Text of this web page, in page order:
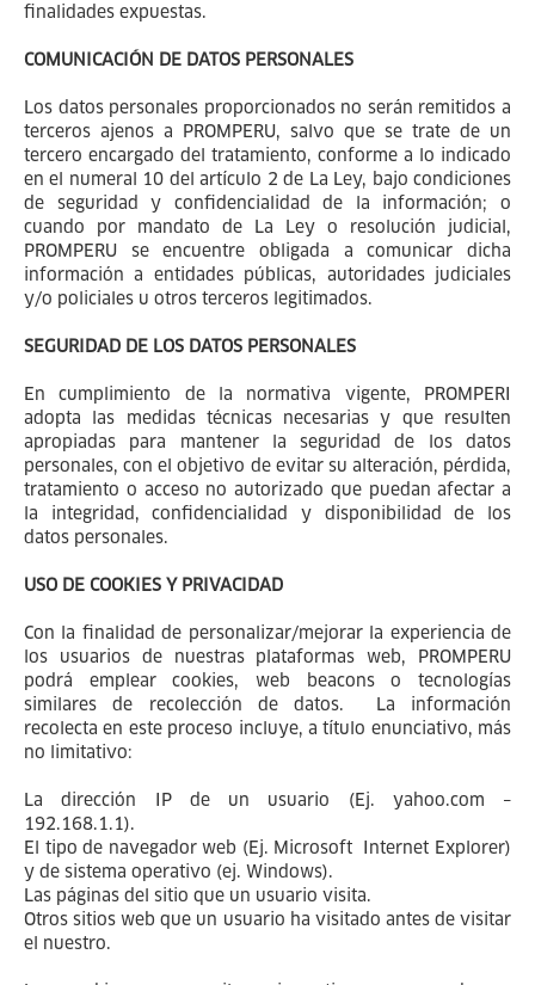
finalidades expuestas.
COMUNICACIÓN DE DATOS PERSONALES
Los datos personales proporcionados no serán remitidos a
terceros ajenos a PROMPERU, salvo que se trate de un
tercero encargado del tratamiento, conforme a lo indicado
en el numeral 10 del artículo 2 de La Ley, bajo condiciones
de seguridad y confidencialidad de la información; o
cuando por mandato de La Ley o resolución judicial,
PROMPERU se encuentre obligada a comunicar dicha
información a entidades públicas, autoridades judiciales
y/o policiales u otros terceros legitimados.
SEGURIDAD DE LOS DATOS PERSONALES
En cumplimiento de la normativa vigente, PROMPERI
adopta las medidas técnicas necesarias y que resulten
apropiadas para mantener la seguridad de los datos
personales, con el objetivo de evitar su alteración, pérdida,
tratamiento o acceso no autorizado que puedan afectar a
la integridad, confidencialidad y disponibilidad de los
datos personales.
USO DE COOKIES Y PRIVACIDAD
Con la finalidad de personalizar/mejorar la experiencia de
los usuarios de nuestras plataformas web, PROMPERU
podrá emplear cookies, web beacons o tecnologías
similares de recolección de datos. La información
recolecta en este proceso incluye, a título enunciativo, más
no limitativo:
La dirección IP de un usuario (Ej. yahoo.com –
192.168.1.1).
El tipo de navegador web (Ej. Microsoft Internet Explorer)
y de sistema operativo (ej. Windows).
Las páginas del sitio que un usuario visita.
Otros sitios web que un usuario ha visitado antes de visitar
el nuestro.